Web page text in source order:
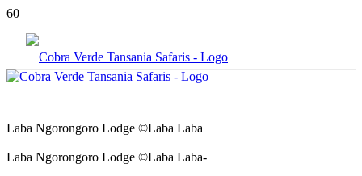
Laba Ngorongoro Lodge ©Laba Laba
Laba Ngorongoro Lodge ©Laba Laba-